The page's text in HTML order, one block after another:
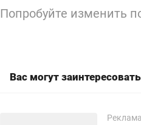
Попробуйте изменить
Вас могут заинтересовать
Реклама